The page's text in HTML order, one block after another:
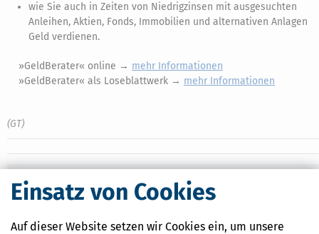
Einsatz von Cookies
Auf dieser Website setzen wir Cookies ein, um unsere
wie Sie auch in Zeiten von Niedrigzinsen mit ausgesuchten
Anleihen, Aktien, Fonds, Immobilien und alternativen Anlagen
Geld verdienen.
»GeldBerater« online → mehr Informationen
»GeldBerater« als Loseblattwerk → mehr Informationen
(GT)
Ähnliche Themen
Altersvorsorge, Rente & Finanzen
Finanzamt & Formalitäten